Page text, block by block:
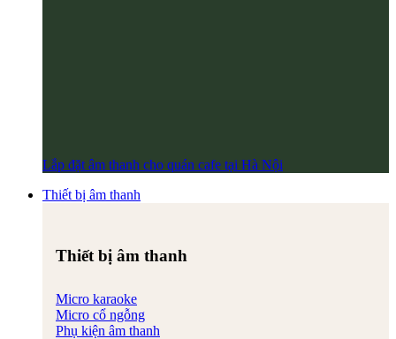
Lắp đặt âm thanh cho quán cafe tại Hà Nội
Thiết bị âm thanh
Thiết bị âm thanh
Micro karaoke
Micro cổ ngỗng
Phụ kiện âm thanh